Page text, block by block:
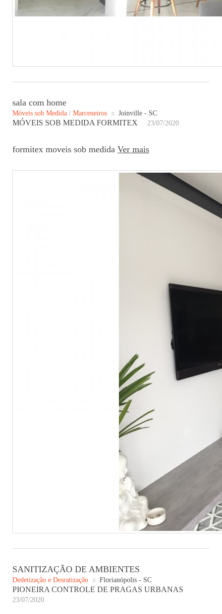
sala com home
Móveis sob Medida / Marceneiros Joinville - SC
MÓVEIS SOB MEDIDA FORMITEX 23/07/2020
formitex moveis sob medida Ver mais
SANITIZAÇÃO DE AMBIENTES
Dedetização e Desratização Florianópolis - SC
PIONEIRA CONTROLE DE PRAGAS URBANAS
23/07/2020